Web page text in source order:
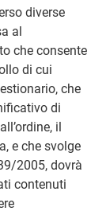
diverse
al
che consente
di cui
che
di
il
e che svolge
2005, dovrà
contenuti